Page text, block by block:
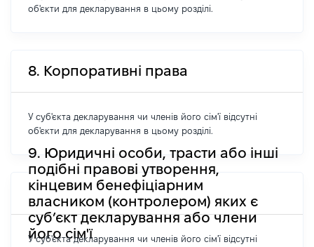
об'єкти для декларування в цьому розділі.
8. Корпоративні права
У суб'єкта декларування чи членів його сім'ї відсутні
об'єкти для декларування в цьому розділі.
9. Юридичні особи, трасти або інші
подібні правові утворення,
кінцевим бенефіціарним
власником (контролером) яких є
суб’єкт декларування або члени
його сім'ї
У суб'єкта декларування чи членів його сім'ї відсутні